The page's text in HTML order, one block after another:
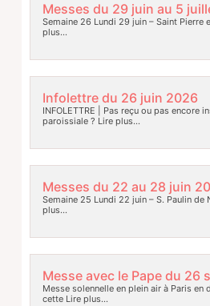
Messes du 29 juin au 5
Semaine 26 Lundi 29 juin – Saint Pierre
plus…
Infolettre du 26 juin 2026
INFOLETTRE | Pas reçu ou pas encore
paroissiale ? Lire plus…
Messes du 22 au 28 juin
Semaine 25 Lundi 22 juin – S. Paulin de
plus…
Messe avec le Pape du 26
Messe solennelle en plein air à Paris en
cetteLire plus…